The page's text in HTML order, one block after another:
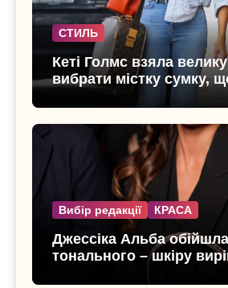
СТИЛЬ
Кеті Голмс взяла
вибрати містку сумку,
виглядає громіздкою
Вибір редакції КРАСА
Джессіка Альба
тонального – шкіру